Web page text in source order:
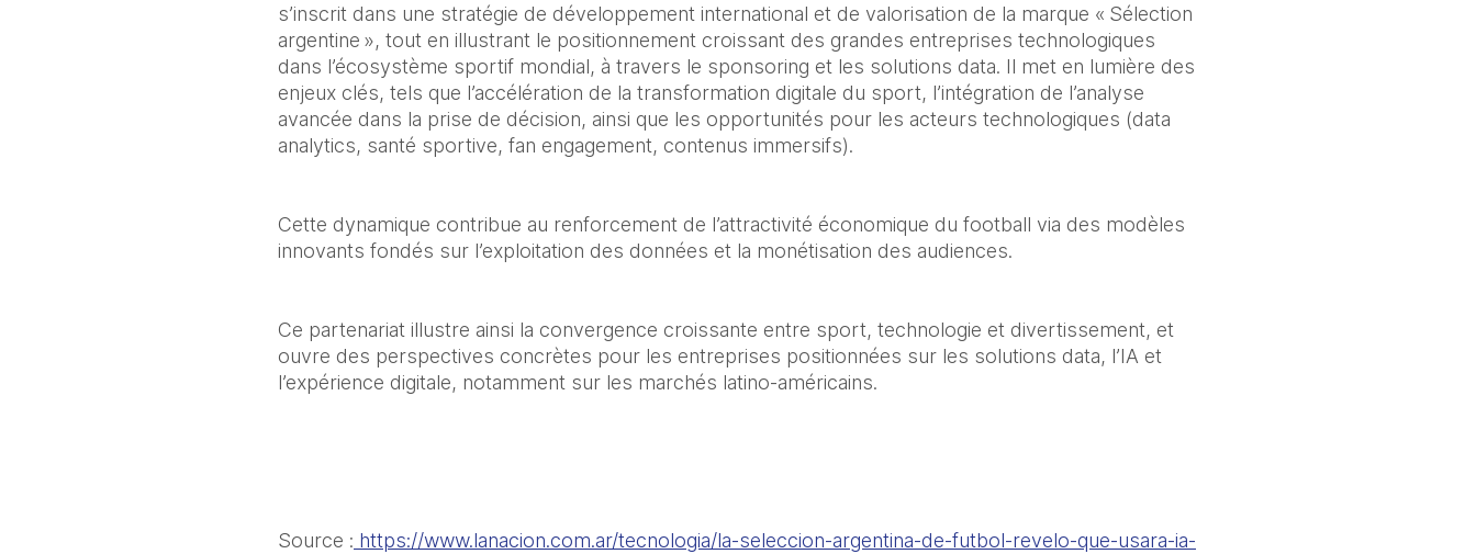
s’inscrit dans une stratégie de développement international et de valorisation de la marque « Sélection
argentine », tout en illustrant le positionnement croissant des grandes entreprises technologiques
dans l’écosystème sportif mondial, à travers le sponsoring et les solutions data. Il met en lumière des
enjeux clés, tels que l’accélération de la transformation digitale du sport, l’intégration de l’analyse
avancée dans la prise de décision, ainsi que les opportunités pour les acteurs technologiques (data
analytics, santé sportive, fan engagement, contenus immersifs).
Cette dynamique contribue au renforcement de l’attractivité économique du football via des modèles
innovants fondés sur l’exploitation des données et la monétisation des audiences.
Ce partenariat illustre ainsi la convergence croissante entre sport, technologie et divertissement, et
ouvre des perspectives concrètes pour les entreprises positionnées sur les solutions data, l’IA et
l’expérience digitale, notamment sur les marchés latino-américains.
Source : https://www.lanacion.com.ar/tecnologia/la-seleccion-argentina-de-futbol-revelo-que-usara-ia-